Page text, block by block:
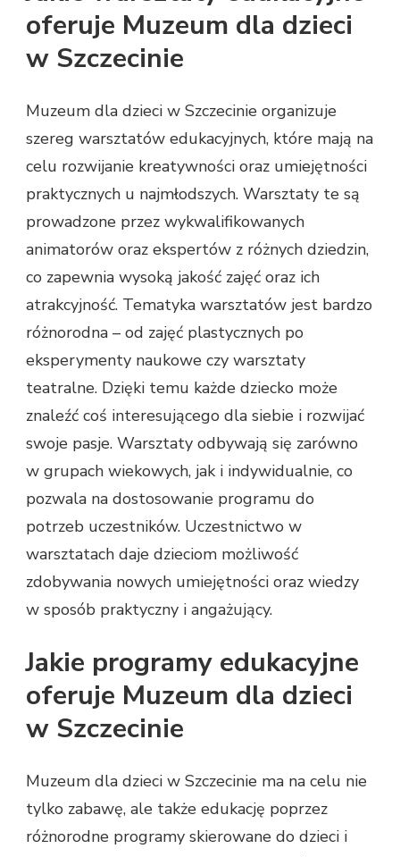
oferuje Muzeum dla dzieci
w Szczecinie
Muzeum dla dzieci w Szczecinie organizuje
szereg warsztatów edukacyjnych, które mają na
celu rozwijanie kreatywności oraz umiejętności
praktycznych u najmłodszych. Warsztaty te są
prowadzone przez wykwalifikowanych
animatorów oraz ekspertów z różnych dziedzin,
co zapewnia wysoką jakość zajęć oraz ich
atrakcyjność. Tematyka warsztatów jest bardzo
różnorodna – od zajęć plastycznych po
eksperymenty naukowe czy warsztaty
teatralne. Dzięki temu każde dziecko może
znaleźć coś interesującego dla siebie i rozwijać
swoje pasje. Warsztaty odbywają się zarówno
w grupach wiekowych, jak i indywidualnie, co
pozwala na dostosowanie programu do
potrzeb uczestników. Uczestnictwo w
warsztatach daje dzieciom możliwość
zdobywania nowych umiejętności oraz wiedzy
w sposób praktyczny i angażujący.
Jakie programy edukacyjne
oferuje Muzeum dla dzieci
w Szczecinie
Muzeum dla dzieci w Szczecinie ma na celu nie
tylko zabawę, ale także edukację poprzez
różnorodne programy skierowane do dzieci i